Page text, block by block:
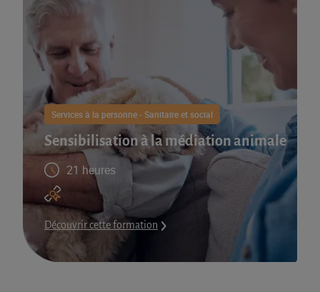
Services à la personne - Sanitaire et social
Sensibilisation à la médiation animale
21 heures
Découvrir cette formation